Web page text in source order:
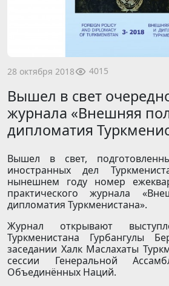
28 октября 2018 4015
Вышел в свет
журнала «Внешняя
дипломатия
Вышел в свет,
иностранных дел
нынешнем году номер
практического журнала
дипломатия Туркменистана».
Журнал открывают
Туркменистана Гурбангулы
заседании Халк Маслахаты
сессии Генеральной
Объединённых Наций.